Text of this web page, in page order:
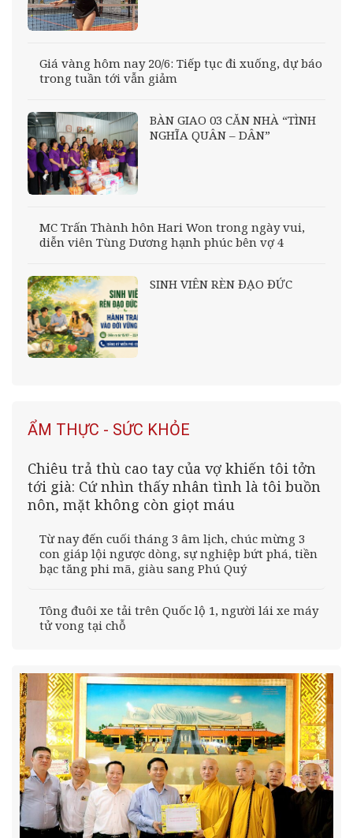
Giá vàng hôm nay 20/6: Tiếp tục đi xuống, dự báo
trong tuần tới vẫn giảm
BÀN GIAO 03 CĂN NHÀ “TÌNH
NGHĨA QUÂN – DÂN”
MC Trấn Thành hôn Hari Won trong ngày vui,
diễn viên Tùng Dương hạnh phúc bên vợ 4
SINH VIÊN RÈN ĐẠO ĐỨC
ẨM THỰC - SỨC KHỎE
Chiêu trả thù cao tay của vợ khiến tôi tởn
tới già: Cứ nhìn thấy nhân tình là tôi buồn
nôn, mặt không còn giọt máu
Từ nay đến cuối tháng 3 âm lịch, chúc mừng 3
con giáp lội ngược dòng, sự nghiệp bứt phá, tiền
bạc tăng phi mã, giàu sang Phú Quý
Tông đuôi xe tải trên Quốc lộ 1, người lái xe máy
tử vong tại chỗ